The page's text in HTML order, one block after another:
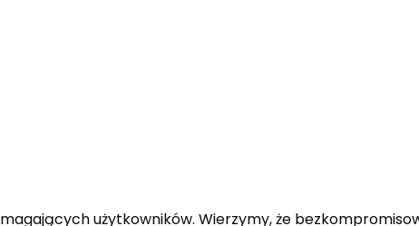
użytkowników. Wierzymy, że